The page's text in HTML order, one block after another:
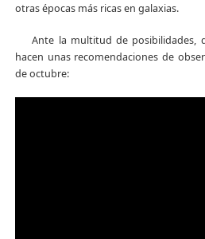
otras épocas más ricas en galaxias.
Ante la multitud de posibilidades,
hacen unas recomendaciones de
de octubre: